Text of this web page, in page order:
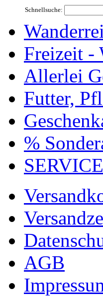
Schnellsuche:
Freizeit -
Allerlei
Futter,
%
AGB